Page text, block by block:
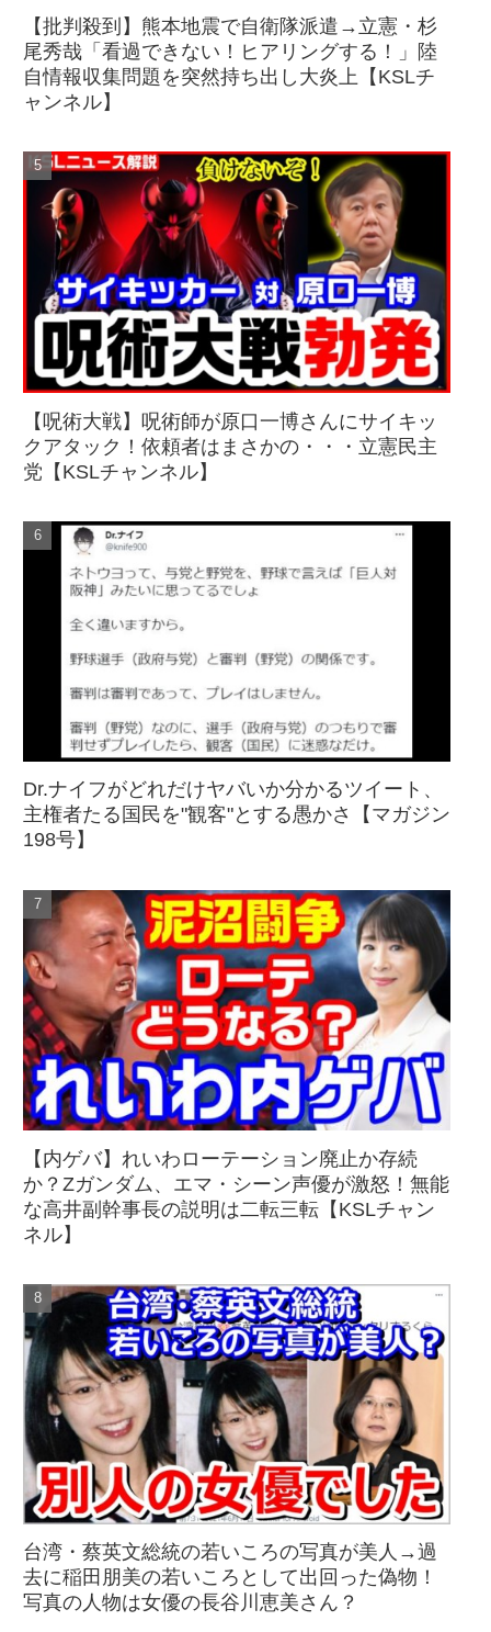
【批判殺到】熊本地震で自衛隊派遣→立憲・杉
尾秀哉「看過できない！ヒアリングする！」陸
自情報収集問題を突然持ち出し大炎上【KSLチ
ャンネル】
【呪術大戦】呪術師が原口一博さんにサイキッ
クアタック！依頼者はまさかの・・・立憲民主
党【KSLチャンネル】
Dr.ナイフがどれだけヤバいか分かるツイート、
主権者たる国民を"観客"とする愚かさ【マガジン
198号】
【内ゲバ】れいわローテーション廃止か存続
か？Zガンダム、エマ・シーン声優が激怒！無能
な高井副幹事長の説明は二転三転【KSLチャン
ネル】
台湾・蔡英文総統の若いころの写真が美人→過
去に稲田朋美の若いころとして出回った偽物！
写真の人物は女優の長谷川恵美さん？